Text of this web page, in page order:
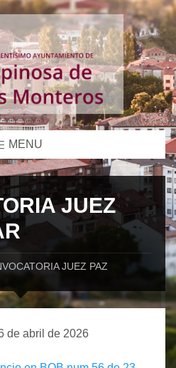
MENU
JUEZ
JUEZ PAZ
de abril de 2026